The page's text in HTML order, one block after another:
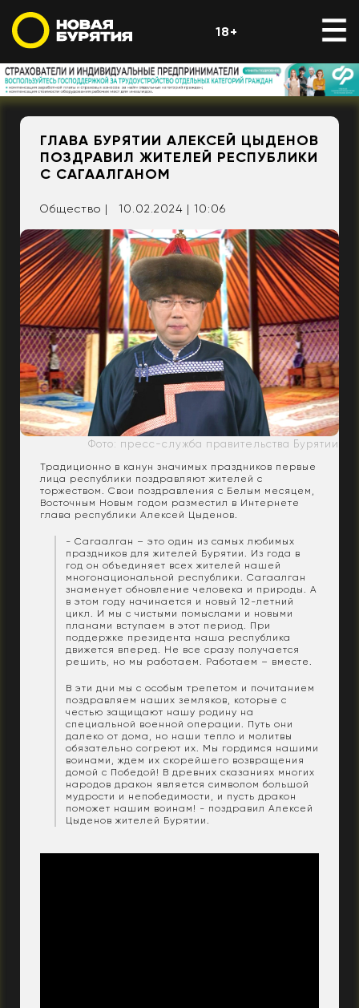
18+
ГЛАВА БУРЯТИИ АЛЕКСЕЙ ЦЫДЕНОВ
ПОЗДРАВИЛ ЖИТЕЛЕЙ РЕСПУБЛИКИ
С САГААЛГАНОМ
Общество | 10.02.2024 | 10:06
Фото: пресс-служба правительства Бурятии
Традиционно в канун значимых праздников первые
лица республики поздравляют жителей с
торжеством. Свои поздравления с Белым месяцем,
Восточным Новым годом разместил в Интернете
глава республики Алексей Цыденов.
- Сагаалган – это один из самых любимых
праздников для жителей Бурятии. Из года в
год он объединяет всех жителей нашей
многонациональной республики. Сагаалган
знаменует обновление человека и природы. А
в этом году начинается и новый 12-летний
цикл. И мы с чистыми помыслами и новыми
планами вступаем в этот период. При
поддержке президента наша республика
движется вперед. Не все сразу получается
решить, но мы работаем. Работаем – вместе.
В эти дни мы с особым трепетом и почитанием
поздравляем наших земляков, которые с
честью защищают нашу родину на
специальной военной операции. Путь они
далеко от дома, но наши тепло и молитвы
обязательно согреют их. Мы гордимся нашими
воинами, ждем их скорейшего возвращения
домой с Победой! В древних сказаниях многих
народов дракон является символом большой
мудрости и непобедимости, и пусть дракон
поможет нашим воинам! - поздравил Алексей
Цыденов жителей Бурятии.